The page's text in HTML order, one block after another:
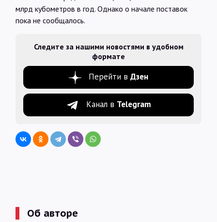
млрд кубометров в год. Однако о начале поставок
пока не сообщалось.
Следите за нашими новостями в удобном
формате
Перейти в Дзен
Канал в Telegram
Об авторе